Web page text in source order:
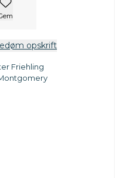
opskrift
Friehling